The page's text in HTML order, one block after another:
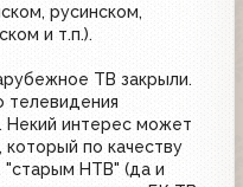
русинском,
и т.п.).
ТВ закрыли.
телевидения
Некий интерес может
по качеству
"старым НТВ" (да и